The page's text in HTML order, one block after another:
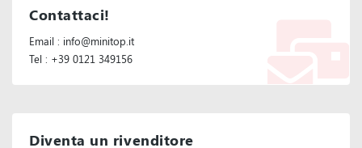
Contattaci!
Email : info@minitop.it
Tel : +39 0121 349156
Diventa un rivenditore